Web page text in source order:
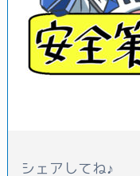
シェアしてね♪